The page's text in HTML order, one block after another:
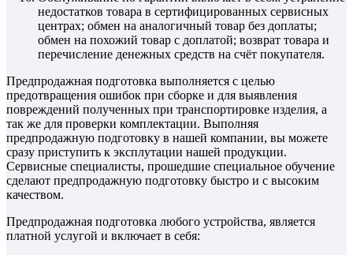
недостатков товара в сертифицированных сервисных
центрах; обмен на аналогичный товар без доплаты;
обмен на похожий товар с доплатой; возврат товара и
перечисление денежных средств на счёт покупателя.
Предпродажная подготовка выполняется с целью
предотвращения ошибок при сборке и для выявления
повреждений полученных при транспортировке изделия, а
так же для проверки комплектации. Выполняя
предпродажную подготовку в нашей компании, вы можете
сразу приступить к эксплутации нашей продукции.
Сервисные специалисты, прошедшие специальное обучение
сделают предпродажную подготовку быстро и с высоким
качеством.
Предпродажная подготовка любого устройства, является
платной услугой и включает в себя: